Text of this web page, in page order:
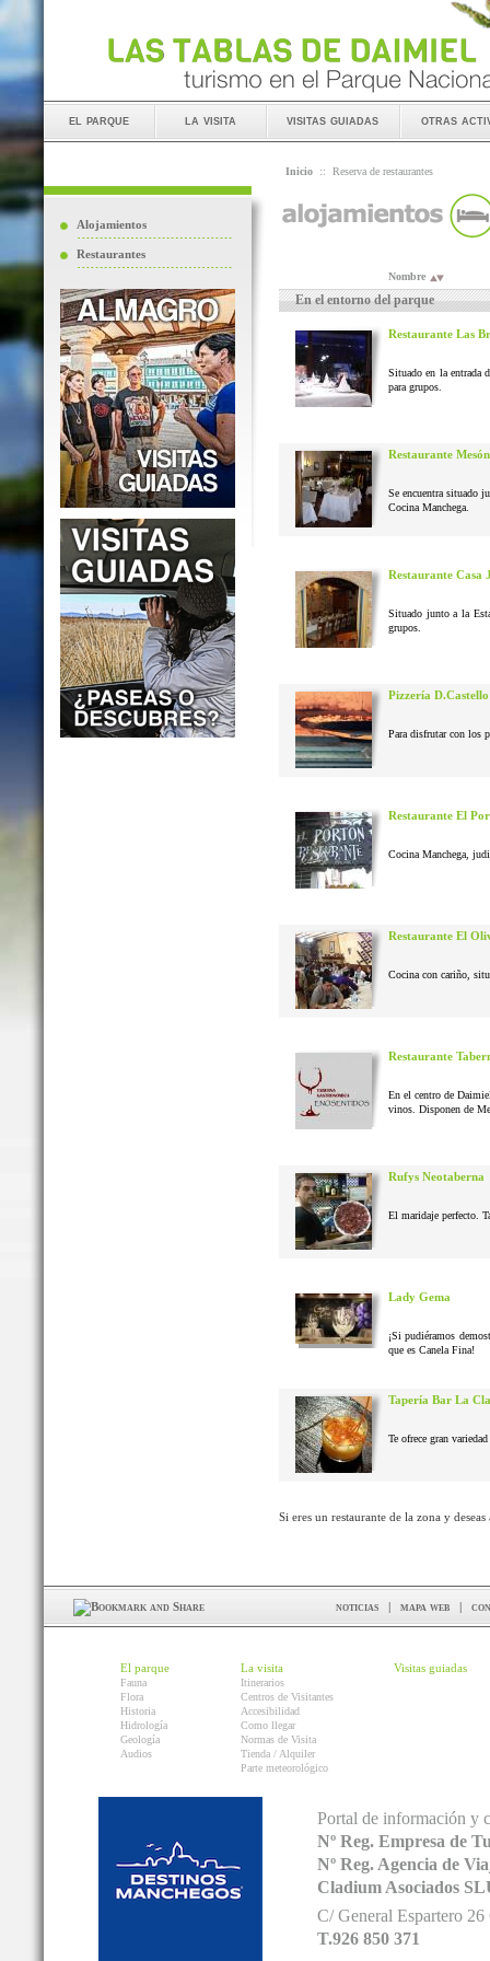
el parque la visita visitas guiadas otras
Alojamientos
Restaurantes
Inicio :: Reserva de restaurantes
Nombre
En el entorno del parque
Restaurante Las
Situado en la entrada
para grupos.
Restaurante
Se encuentra situado
Cocina Manchega.
Restaurante Casa
Situado junto a la
grupos.
Pizzería D.Castello
Para disfrutar con los
Restaurante El
Cocina Manchega,
Restaurante El
Cocina con cariño,
Restaurante
En el centro de
vinos. Disponen de
Rufys Neotaberna
El maridaje perfecto.
Lady Gema
¡Si pudiéramos
que es Canela Fina!
Tapería Bar La
Te ofrece gran
Si eres un restaurante de la zona y
noticias | mapa web |
El parque
Fauna
Flora
Historia
Hidrología
Geología
Audios
La visita
Itinerarios
Centros de Visitantes
Accesibilidad
Como llegar
Normas de Visita
Tienda / Alquiler
Parte meteorológico
Visitas guiadas
Portal de información y
Nº Reg. Empresa de
Nº Reg. Agencia de
Cladium Asociados
C/ General Espartero
T.926 850 371